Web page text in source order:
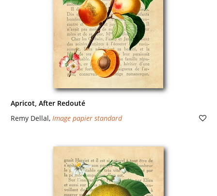
Apricot, After Redouté
Remy Dellal, Image papier standard